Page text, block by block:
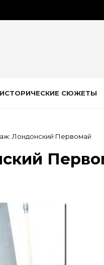
ИСТОРИЧЕСКИЕ СЮЖЕТЫ
Лондонский Первомай